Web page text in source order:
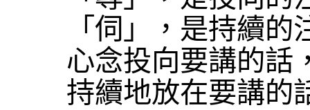
「伺」，是持續
心念投向要講的話
持續地放在要講的